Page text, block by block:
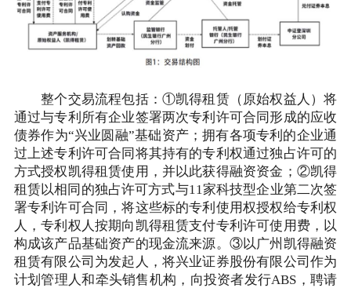
整个交易流程包括：①凯得租赁（原始权益人）将
通过与专利所有企业签署两次专利许可合同形成的应收
债券作为“兴业圆融”基础资产；拥有各项专利的企业通
过上述专利许可合同将其持有的专利权通过独占许可的
方式授权凯得租赁使用，并以此获得融资资金；②凯得
租赁以相同的独占许可方式与11家科技型企业第二次签
署专利许可合同，将这些标的专利使用权授权给专利权
人，专利权人按期向凯得租赁支付专利许可使用费，以
构成该产品基础资产的现金流来源。③以广州凯得融资
租赁有限公司为发起人，将兴业证券股份有限公司作为
计划管理人和牵头销售机构，向投资者发行ABS，聘请